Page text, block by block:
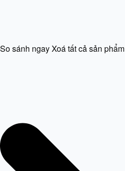
So sánh ngayXoá tất cả sản phẩm